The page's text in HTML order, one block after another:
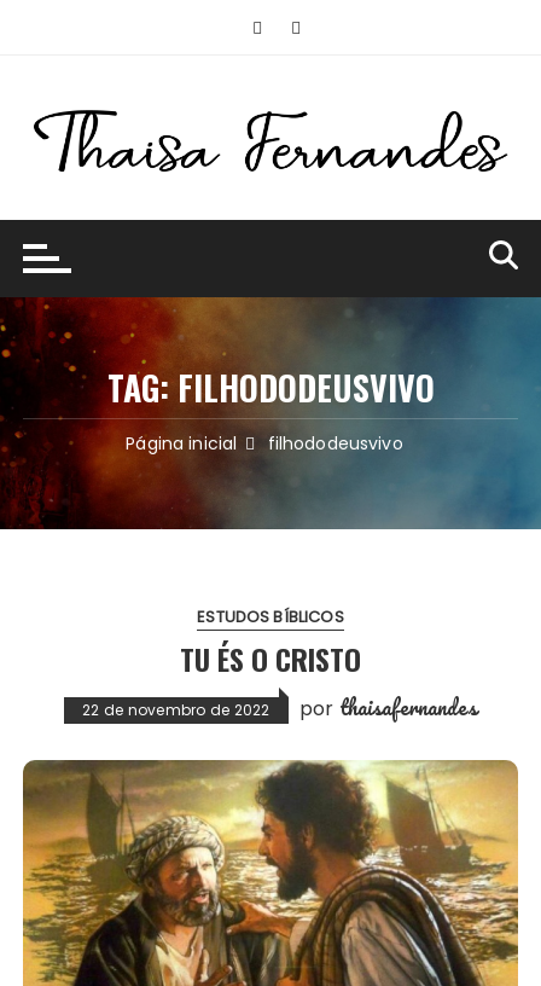
TAG:FILHODODEUSVIVO
Página inicial filhododeusvivo
ESTUDOS BÍBLICOS
TU ÉS O CRISTO
22 de novembro de 2022 por thaisafernandes